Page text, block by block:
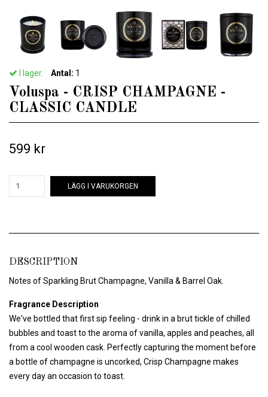
I lager. Antal: 1
Voluspa - CRISP CHAMPAGNE -
CLASSIC CANDLE
599 kr
LÄGG I VARUKORGEN
DESCRIPTION
Notes of Sparkling Brut Champagne, Vanilla & Barrel Oak.
Fragrance Description
We've bottled that first sip feeling - drink in a brut tickle of chilled
bubbles and toast to the aroma of vanilla, apples and peaches, all
from a cool wooden cask. Perfectly capturing the moment before
a bottle of champagne is uncorked, Crisp Champagne makes
every day an occasion to toast.